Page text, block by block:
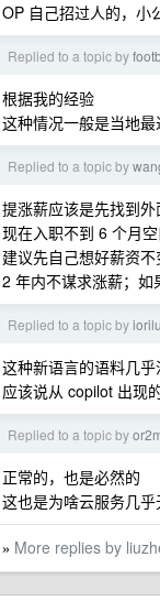
OP 自己招过人的，小
Replied to a topic by
根据我的经验
这种情况一般是当地
Replied to a topic by
提涨薪应该是先找到外
现在入职不到 6 个月空
建议先自己想好薪资
2 年内不谋求涨薪；如
Replied to a topic byiorilu
这种新语言的语料几乎
应该说从 copilot 出现
Replied to a topic by
正常的，也是必然的
这也是为啥云服务几
» More replies by